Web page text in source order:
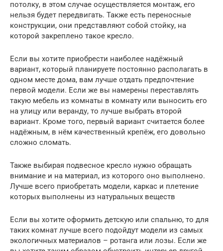
потолку, в этом случае осуществляется монтаж, его
нельзя будет передвигать. Также есть переносные
конструкции, они представляют собой стойку, на
которой закреплено такое кресло.
Если вы хотите приобрести наиболее надёжный
вариант, который планируете постоянно располагать в
одном месте дома, вам лучше отдать предпочтение
первой модели. Если же вы намерены переставлять
такую мебель из комнаты в комнату или выносить его
на улицу или веранду, то лучше выбрать второй
вариант. Кроме того, первый вариант считается более
надёжным, в нём качественный крепёж, его довольно
сложно сломать.
Также выбирая подвесное кресло нужно обращать
внимание и на материал, из которого оно выполнено.
Лучше всего приобретать модели, каркас и плетение
которых выполнены из натуральных веществ
Если вы хотите оформить детскую или спальню, то для
таких комнат лучше всего подойдут модели из самых
экологичных материалов – ротанга или лозы. Если же